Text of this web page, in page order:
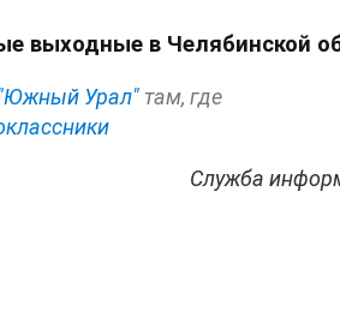
выходные в Челябинской
Урал" там, где
Служба